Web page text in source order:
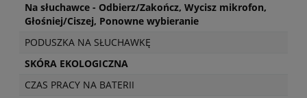
Na słuchawce - Odbierz/Zakończ, Wycisz mikrofon,
Głośniej/Ciszej, Ponowne wybieranie
PODUSZKA NA SŁUCHAWKĘ
SKÓRA EKOLOGICZNA
CZAS PRACY NA BATERII